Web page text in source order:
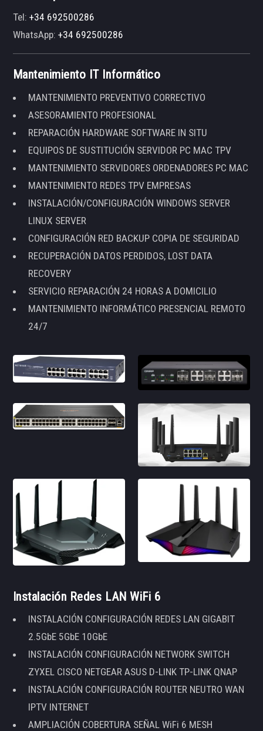
Tel:+34 692500286
WhatsApp:+34 692500286
Mantenimiento IT Informático
MANTENIMIENTO PREVENTIVO CORRECTIVO
ASESORAMIENTO PROFESIONAL
REPARACIÓN HARDWARE SOFTWARE IN SITU
EQUIPOS DE SUSTITUCIÓN SERVIDOR PC MAC TPV
MANTENIMIENTO SERVIDORES ORDENADORES PC MAC
MANTENIMIENTO REDES TPV EMPRESAS
INSTALACIÓN/CONFIGURACIÓN WINDOWS SERVER
LINUX SERVER
CONFIGURACIÓN RED BACKUP COPIA DE SEGURIDAD
RECUPERACIÓN DATOS PERDIDOS, LOST DATA
RECOVERY
SERVICIO REPARACIÓN 24 HORAS A DOMICILIO
MANTENIMIENTO INFORMÁTICO PRESENCIAL REMOTO
24/7
Instalación Redes LAN WiFi 6
INSTALACIÓN CONFIGURACIÓN REDES LAN GIGABIT
2.5GbE 5GbE 10GbE
INSTALACIÓN CONFIGURACIÓN NETWORK SWITCH
ZYXEL CISCO NETGEAR ASUS D-LINK TP-LINK QNAP
INSTALACIÓN CONFIGURACIÓN ROUTER NEUTRO WAN
IPTV INTERNET
AMPLIACIÓN COBERTURA SEÑAL WiFi 6 MESH